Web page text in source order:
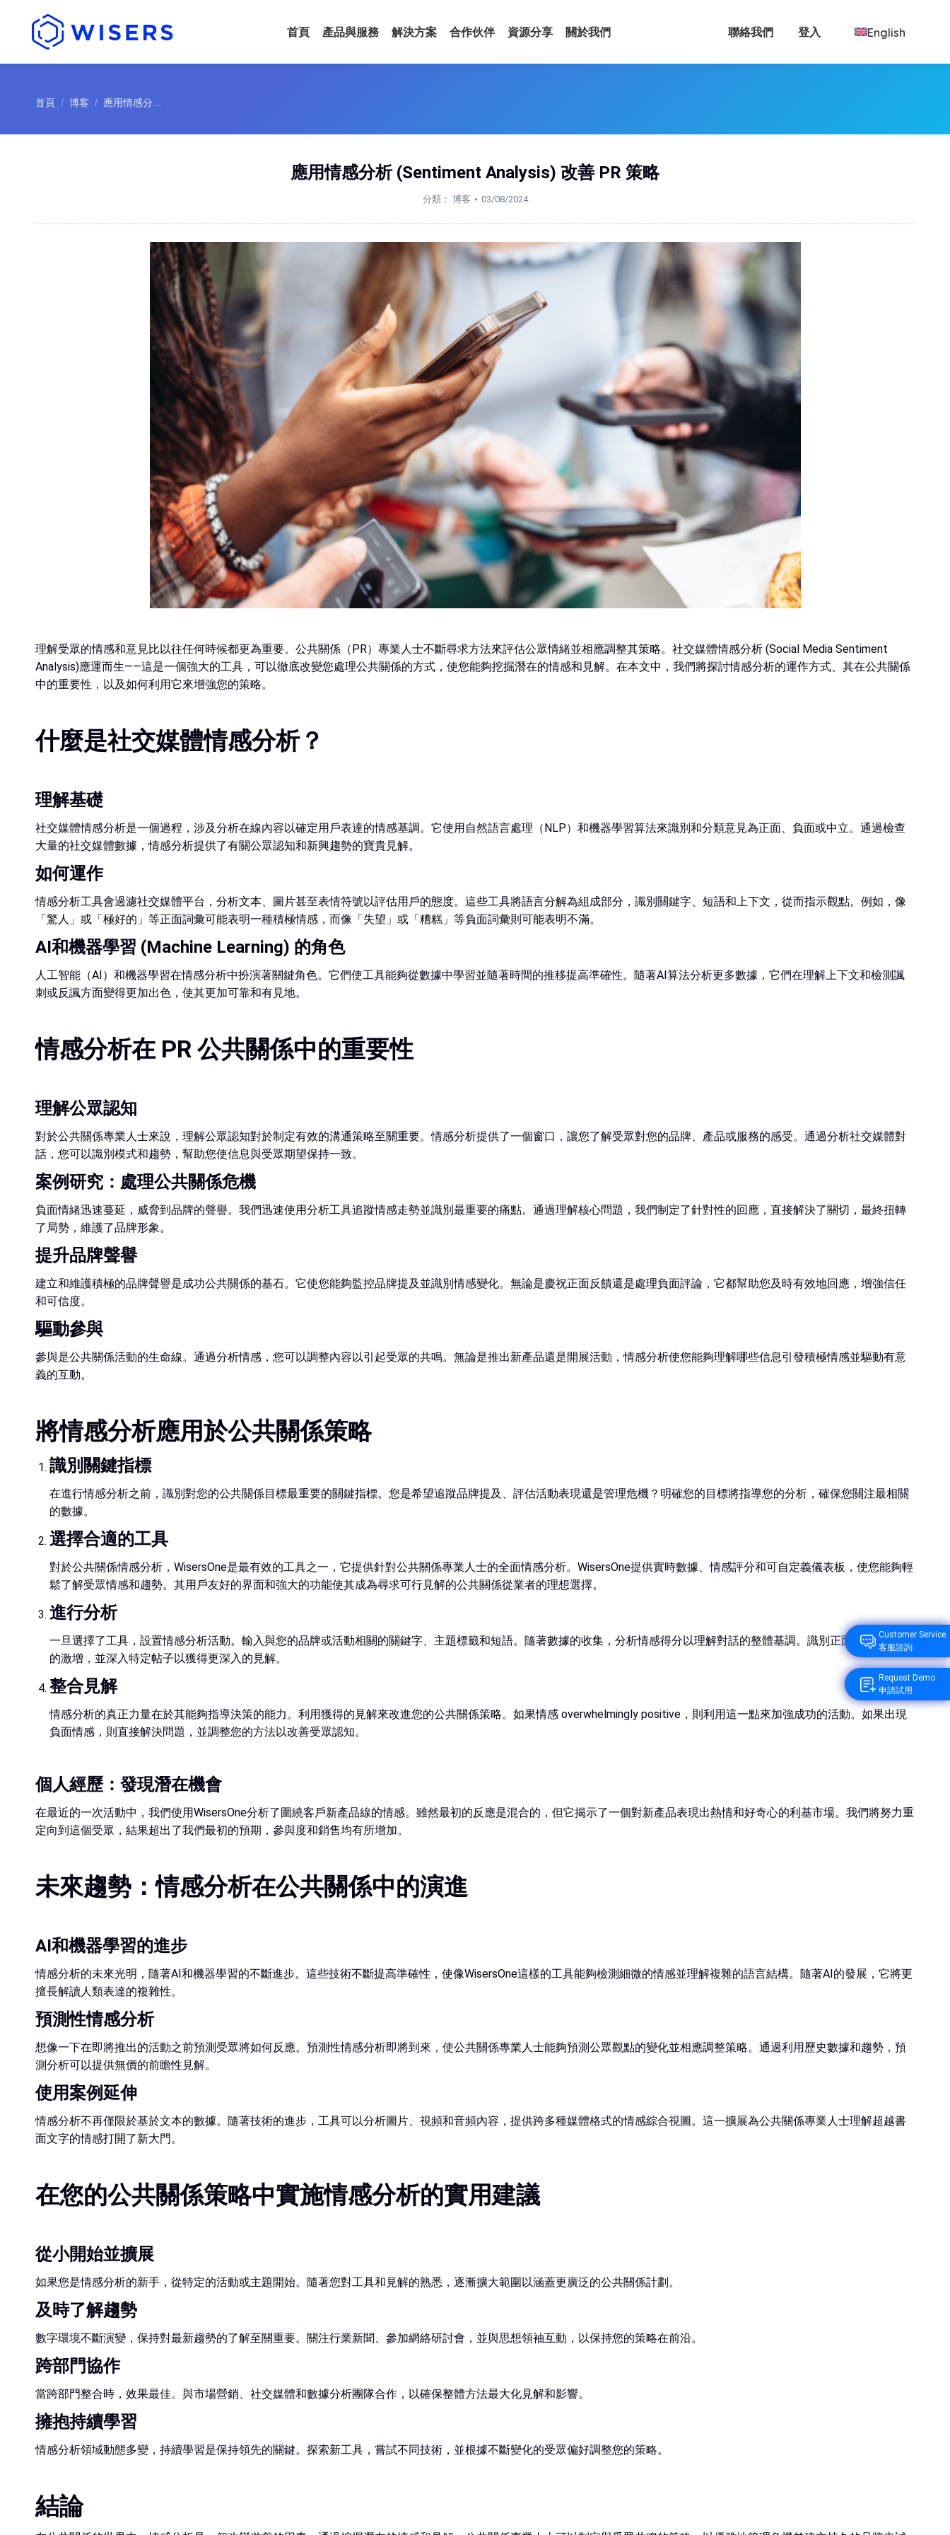
首頁 產品與服務 解決方案 合作伙伴 資源分享 關於我們 聯絡我們 登入 English
您的位置：
首頁 博客 應用情感分...
應用情感分析 (Sentiment Analysis) 改善 PR 策略
分類： 博客 03/08/2024
理解受眾的情感和意見比以往任何時候都更為重要。公共關係（PR）專業人士不斷尋求方法來評估公眾情緒並相應調整其策略。社交媒體情感分析 (Social Media Sentiment
Analysis)應運而生——這是一個強大的工具，可以徹底改變您處理公共關係的方式，使您能夠挖掘潛在的情感和見解。在本文中，我們將探討情感分析的運作方式、其在公共關係
中的重要性，以及如何利用它來增強您的策略。
什麼是社交媒體情感分析？
理解基礎
社交媒體情感分析是一個過程，涉及分析在線內容以確定用戶表達的情感基調。它使用自然語言處理（NLP）和機器學習算法來識別和分類意見為正面、負面或中立。通過檢查
大量的社交媒體數據，情感分析提供了有關公眾認知和新興趨勢的寶貴見解。
如何運作
情感分析工具會過濾社交媒體平台，分析文本、圖片甚至表情符號以評估用戶的態度。這些工具將語言分解為組成部分，識別關鍵字、短語和上下文，從而指示觀點。例如，像
「驚人」或「極好的」等正面詞彙可能表明一種積極情感，而像「失望」或「糟糕」等負面詞彙則可能表明不滿。
AI和機器學習 (Machine Learning) 的角色
人工智能（AI）和機器學習在情感分析中扮演著關鍵角色。它們使工具能夠從數據中學習並隨著時間的推移提高準確性。隨著AI算法分析更多數據，它們在理解上下文和檢測諷
刺或反諷方面變得更加出色，使其更加可靠和有見地。
情感分析在 PR 公共關係中的重要性
理解公眾認知
對於公共關係專業人士來說，理解公眾認知對於制定有效的溝通策略至關重要。情感分析提供了一個窗口，讓您了解受眾對您的品牌、產品或服務的感受。通過分析社交媒體對
話，您可以識別模式和趨勢，幫助您使信息與受眾期望保持一致。
案例研究：處理公共關係危機
負面情緒迅速蔓延，威脅到品牌的聲譽。我們迅速使用分析工具追蹤情感走勢並識別最重要的痛點。通過理解核心問題，我們制定了針對性的回應，直接解決了關切，最終扭轉
了局勢，維護了品牌形象。
提升品牌聲譽
建立和維護積極的品牌聲譽是成功公共關係的基石。它使您能夠監控品牌提及並識別情感變化。無論是慶祝正面反饋還是處理負面評論，它都幫助您及時有效地回應，增強信任
和可信度。
驅動參與
參與是公共關係活動的生命線。通過分析情感，您可以調整內容以引起受眾的共鳴。無論是推出新產品還是開展活動，情感分析使您能夠理解哪些信息引發積極情感並驅動有意
義的互動。
將情感分析應用於公共關係策略
識別關鍵指標
在進行情感分析之前，識別對您的公共關係目標最重要的關鍵指標。您是希望追蹤品牌提及、評估活動表現還是管理危機？明確您的目標將指導您的分析，確保您關注最相關
的數據。
選擇合適的工具
對於公共關係情感分析，WisersOne是最有效的工具之一，它提供針對公共關係專業人士的全面情感分析。WisersOne提供實時數據、情感評分和可自定義儀表板，使您能夠輕
鬆了解受眾情感和趨勢。其用戶友好的界面和強大的功能使其成為尋求可行見解的公共關係從業者的理想選擇。
進行分析
一旦選擇了工具，設置情感分析活動。輸入與您的品牌或活動相關的關鍵字、主題標籤和短語。隨著數據的收集，分析情感得分以理解對話的整體基調。識別正面或負面評論
的激增，並深入特定帖子以獲得更深入的見解。
整合見解
情感分析的真正力量在於其能夠指導決策的能力。利用獲得的見解來改進您的公共關係策略。如果情感 overwhelmingly positive，則利用這一點來加強成功的活動。如果出現
負面情感，則直接解決問題，並調整您的方法以改善受眾認知。
個人經歷：發現潛在機會
在最近的一次活動中，我們使用WisersOne分析了圍繞客戶新產品線的情感。雖然最初的反應是混合的，但它揭示了一個對新產品表現出熱情和好奇心的利基市場。我們將努力重
定向到這個受眾，結果超出了我們最初的預期，參與度和銷售均有所增加。
未來趨勢：情感分析在公共關係中的演進
AI和機器學習的進步
情感分析的未來光明，隨著AI和機器學習的不斷進步。這些技術不斷提高準確性，使像WisersOne這樣的工具能夠檢測細微的情感並理解複雜的語言結構。隨著AI的發展，它將更
擅長解讀人類表達的複雜性。
預測性情感分析
想像一下在即將推出的活動之前預測受眾將如何反應。預測性情感分析即將到來，使公共關係專業人士能夠預測公眾觀點的變化並相應調整策略。通過利用歷史數據和趨勢，預
測分析可以提供無價的前瞻性見解。
使用案例延伸
情感分析不再僅限於基於文本的數據。隨著技術的進步，工具可以分析圖片、視頻和音頻內容，提供跨多種媒體格式的情感綜合視圖。這一擴展為公共關係專業人士理解超越書
面文字的情感打開了新大門。
在您的公共關係策略中實施情感分析的實用建議
從小開始並擴展
如果您是情感分析的新手，從特定的活動或主題開始。隨著您對工具和見解的熟悉，逐漸擴大範圍以涵蓋更廣泛的公共關係計劃。
及時了解趨勢
數字環境不斷演變，保持對最新趨勢的了解至關重要。關注行業新聞、參加網絡研討會，並與思想領袖互動，以保持您的策略在前沿。
跨部門協作
當跨部門整合時，效果最佳。與市場營銷、社交媒體和數據分析團隊合作，以確保整體方法最大化見解和影響。
擁抱持續學習
情感分析領域動態多變，持續學習是保持領先的關鍵。探索新工具，嘗試不同技術，並根據不斷變化的受眾偏好調整您的策略。
結論
Customer Service
客服諮詢
Request Demo
申請試用